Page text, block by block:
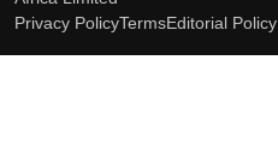
Privacy PolicyTermsEditorial Policy